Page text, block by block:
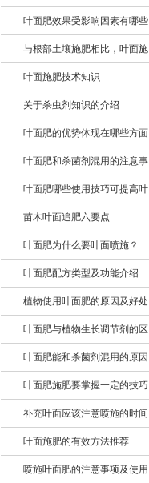
叶面肥效果受影响因素有哪些
与根部土壤施肥相比，叶面施
叶面施肥技术知识
关于杀虫剂知识的介绍
叶面肥的优势体现在哪些方面
叶面肥和杀菌剂混用的注意事
叶面肥哪些使用技巧可提高叶
苗木叶面追肥六要点
叶面肥为什么要叶面喷施？
叶面肥配方类型及功能介绍
植物使用叶面肥的原因及好处
叶面肥与植物生长调节剂的区
叶面肥能和杀菌剂混用的原因
叶面肥施肥要掌握一定的技巧
补充叶面应该注意喷施的时间
叶面施肥的有效方法推荐
喷施叶面肥的注意事项及使用